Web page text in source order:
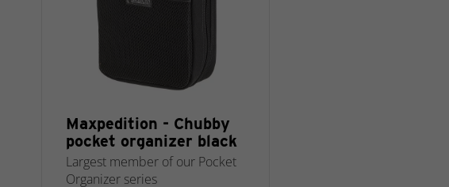
Maxpedition - Chubby
pocket organizer black
Largest member of our Pocket
Organizer series